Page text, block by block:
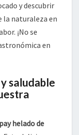
y descubrir
la naturaleza en
¡No se
en
saludable
pay helado de